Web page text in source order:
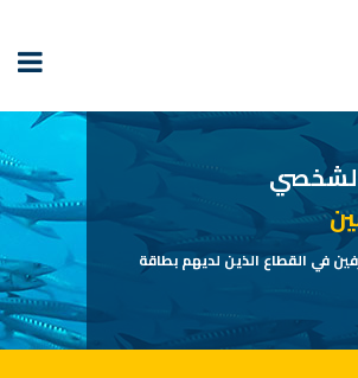
في القطاع الذين لديهم بطاقة